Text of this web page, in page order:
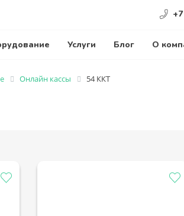
Услуги Блог О
Онлайн кассы 54 ККТ